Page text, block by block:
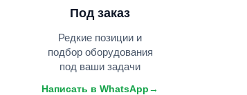
Под заказ
Редкие позиции и
подбор оборудования
под ваши задачи
Написать в WhatsApp→